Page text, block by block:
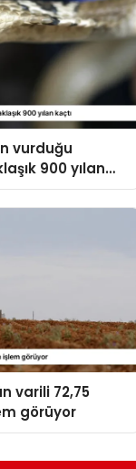
vurduğu
900 yılan
varili 72,75
görüyor